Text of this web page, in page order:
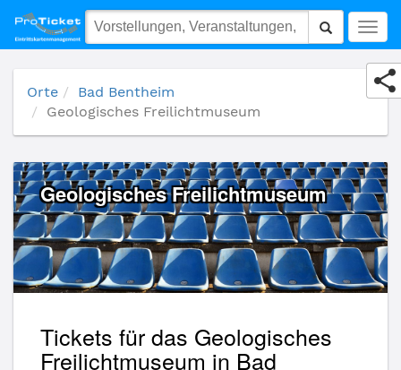
Geologisches Freilichtmuseum
Orte
Bad Bentheim
Geologisches Freilichtmuseum
Geologisches Freilichtmuseum
Tickets für das Geologisches
Freilichtmuseum in Bad